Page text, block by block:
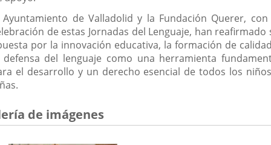
Ayuntamiento de Valladolid y la Fundación Querer, con
de estas Jornadas del Lenguaje, han reafirmado
por la innovación educativa, la formación de
defensa del lenguaje como una herramienta
el desarrollo y un derecho esencial de todos los
de imágenes